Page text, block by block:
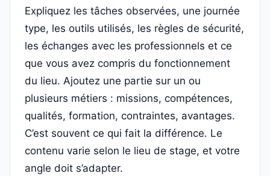
Expliquez les tâches observées, une journée
type, les outils utilisés, les règles de sécurité,
les échanges avec les professionnels et ce
que vous avez compris du fonctionnement
du lieu. Ajoutez une partie sur un ou
plusieurs métiers : missions, compétences,
qualités, formation, contraintes, avantages.
C’est souvent ce qui fait la différence. Le
contenu varie selon le lieu de stage, et votre
angle doit s’adapter.